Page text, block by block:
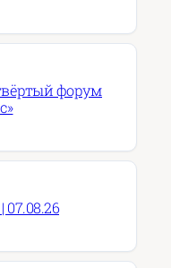
форум
07.08.26